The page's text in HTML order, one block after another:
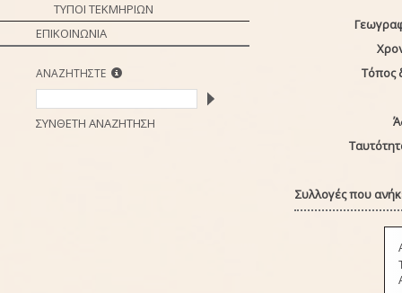
ΤΥΠΟΙ ΤΕΚΜΗΡΙΩΝ
ΕΠΙΚΟΙΝΩΝΙΑ
ΑΝΑΖΗΤΗΣΤΕ
ΣΥΝΘΕΤΗ ΑΝΑΖΗΤΗΣΗ
Τόπος
Συλλογές που